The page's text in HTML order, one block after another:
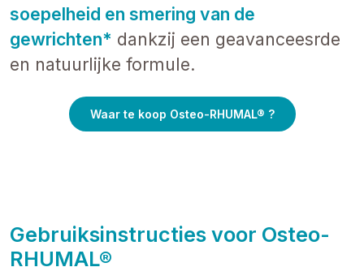
soepelheid en smering van de
gewrichten* dankzij een geavanceesrde
en natuurlijke formule.
Waar te koop Osteo-RHUMAL® ?
Gebruiksinstructies voor Osteo-
RHUMAL®